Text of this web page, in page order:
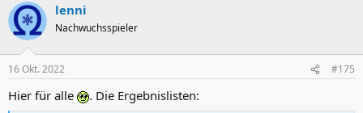
lenni
Nachwuchsspieler
16 Okt. 2022 #175
Hier für alle
. Die Ergebnislisten: